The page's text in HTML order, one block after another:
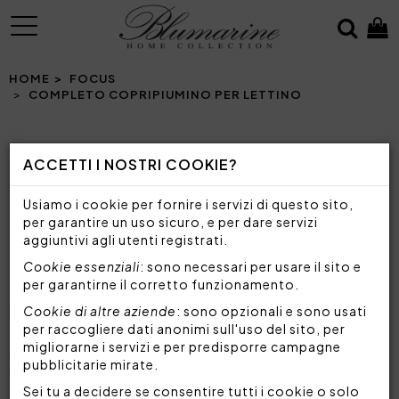
ACCETTI I NOSTRI COOKIE?
Usiamo i cookie per fornire i servizi di questo sito,
per garantire un uso sicuro, e per dare servizi
aggiuntivi agli utenti registrati.
Cookie essenziali: sono necessari per usare il sito e
per garantirne il corretto funzionamento.
Cookie di altre aziende: sono opzionali e sono usati
per raccogliere dati anonimi sull'uso del sito, per
migliorarne i servizi e per predisporre campagne
pubblicitarie mirate.
Sei tu a decidere se consentire tutti i cookie o solo
MENU
HOME
FOCUS
COMPLETO COPRIPIUMINO PER LETTINO
SCEGLI IL COPRIPIUMINO PERFETTO PER
IMPREZIOSIRE IL LETTINO DEL TUO BAMBINO,
UNENDO COMFORT ED ELEGANZA
Il copripiumino è un grande classico della
biancheria da letto, un elemento essenziale per
"vestire" il lettino e offrire un nido accogliente ai
più piccoli. Oltre a coprire e impreziosire
l'imbottitura del piumino, proteggendolo dall'usura
e dallo sporco, contribuisce anchearendere